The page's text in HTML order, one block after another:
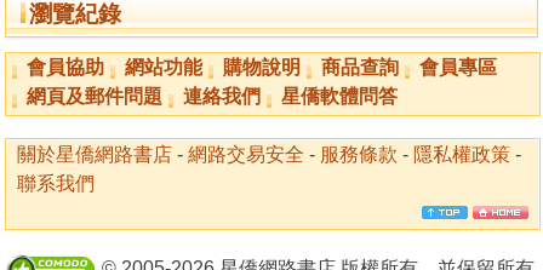
瀏覽紀錄
會員協助 網站功能 購物說明 商品查詢
會員專區
網頁及郵件問題
連絡我們 星僑軟體問答
關於星僑網路書店 - 網路交易安全 - 服務條款 - 隱私權政策 -
聯系我們